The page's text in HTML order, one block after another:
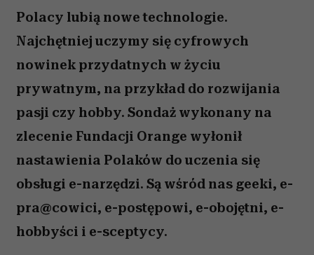
Polacy lubią nowe technologie.
Najchętniej uczymy się cyfrowych
nowinek przydatnych w życiu
prywatnym, na przykład do rozwijania
pasji czy hobby. Sondaż wykonany na
zlecenie Fundacji Orange wyłonił
nastawienia Polaków do uczenia się
obsługi e-narzędzi. Są wśród nas geeki, e-
pra@cowici, e-postępowi, e-obojętni, e-
hobbyści i e-sceptycy.